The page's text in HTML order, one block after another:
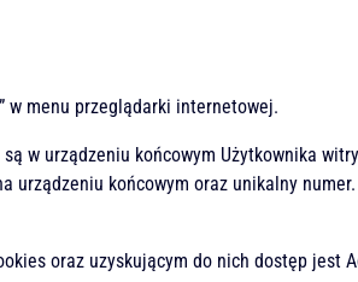
w menu przeglądarki internetowej.
w urządzeniu końcowym Użytkownika
końcowym oraz unikalny
oraz uzyskującym do nich dostęp jest